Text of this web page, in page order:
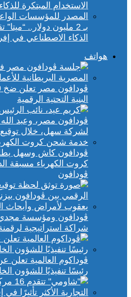
بـ 2 مليون دولار..
الذكاء الاصطناعي في
هواتف
البنية التحتية الرقمية
ڤودافون كاش وسهل
كروت الكهرباء مسبقة
ڤودافون
ڤودافون ومؤسسة
شراكة استراتيجية
ڤوداكوم العالمية تعلن
رئيسًا تنفيذيًا للشؤون